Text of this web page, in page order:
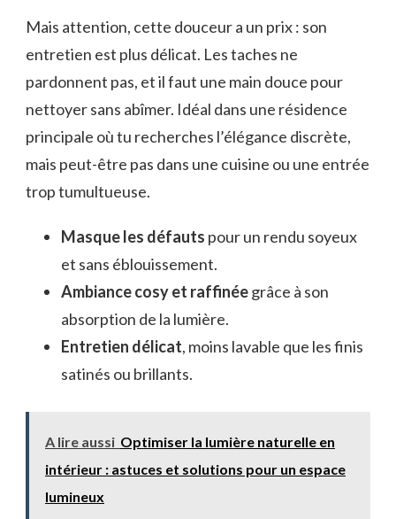
Mais attention, cette douceur a un prix : son
entretien est plus délicat. Les taches ne
pardonnent pas, et il faut une main douce pour
nettoyer sans abîmer. Idéal dans une résidence
principale où tu recherches l’élégance discrète,
mais peut-être pas dans une cuisine ou une entrée
trop tumultueuse.
Masque les défauts pour un rendu soyeux
et sans éblouissement.
Ambiance cosy et raffinéegrâce à son
absorption de la lumière.
Entretien délicat, moins lavable que les finis
satinés ou brillants.
A lire aussi Optimiser la lumière naturelle en
intérieur : astuces et solutions pour un espace
lumineux